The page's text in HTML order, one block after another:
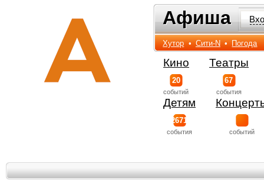
Афиша
Афиша
Хутор • Сити-N • Погода
Кино
20
событий
Театры
67
события
Детям
2671
события событий